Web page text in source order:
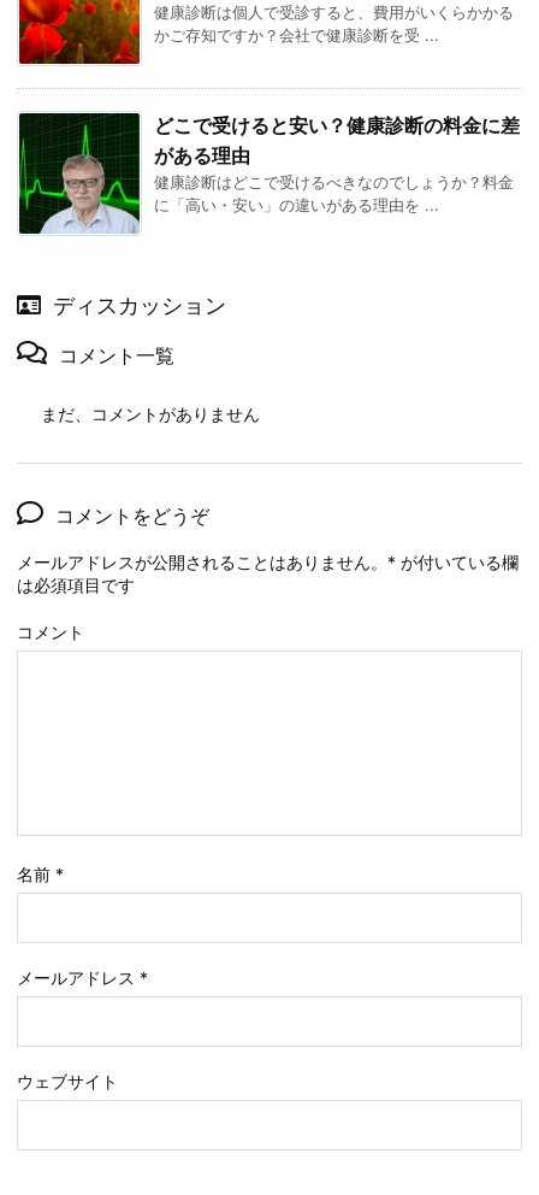
健康診断は個人で受診すると、費用がいくらかかる
かご存知ですか？会社で健康診断を受 ...
どこで受けると安い？健康診断の料金に差
がある理由
健康診断はどこで受けるべきなのでしょうか？料金
に「高い・安い」の違いがある理由を ...
ディスカッション
コメント一覧
まだ、コメントがありません
コメントをどうぞ
メールアドレスが公開されることはありません。 * が付いている欄
は必須項目です
コメント
名前 *
メールアドレス *
ウェブサイト